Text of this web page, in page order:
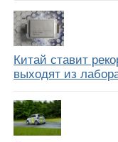
Китай ставит
выходят из